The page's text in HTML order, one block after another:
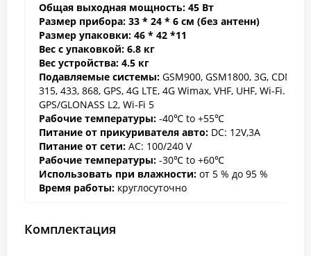
Общая выходная мощность: 45 Вт
Размер прибора: 33 * 24 * 6 см (без антенн)
Размер упаковки: 46 * 42 *11
Вес с упаковкой: 6.8 кг
Вес устройства: 4.5 кг
Подавляемые системы: GSM900, GSM1800, 3G, CDMA,
315, 433, 868, GPS, 4G LTE, 4G Wimax, VHF, UHF, Wi-Fi.
GPS/GLONASS L2, Wi-Fi 5
Рабочие температуры: -40℃ to +55℃
Питание от прикуривателя авто: DC: 12V,3A
Питание от сети: AC: 100/240 V
Рабочие температуры: -30℃ to +60℃
Использовать при влажности: от 5 % до 95 %
Время работы: круглосуточно
Комплектация